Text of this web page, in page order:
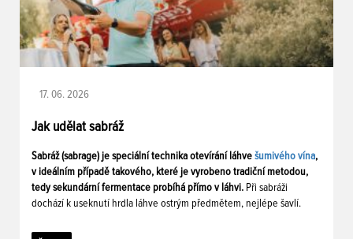
17. 06. 2026
Jak udělat sabráž
Sabráž (sabrage) je speciální technika otevírání láhve šumivého vína,
v ideálním případě takového, které je vyrobeno tradiční metodou,
tedy sekundární fermentace probíhá přímo v láhvi. Při sabráži
dochází k useknutí hrdla láhve ostrým předmětem, nejlépe šavlí.